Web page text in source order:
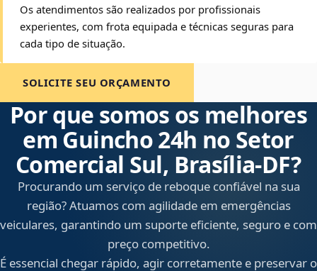
Os atendimentos são realizados por profissionais
experientes, com frota equipada e técnicas seguras para
cada tipo de situação.
SOLICITE SEU ORÇAMENTO
Por que somos os melhores
em Guincho 24h no Setor
Comercial Sul, Brasília‑DF?
Procurando um serviço de reboque confiável na sua
região? Atuamos com agilidade em emergências
veiculares, garantindo um suporte eficiente, seguro e com
preço competitivo.
É essencial chegar rápido, agir corretamente e preservar o